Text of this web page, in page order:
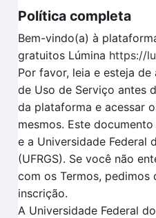
Política completa
Bem-vindo(a) à
gratuitos Lúmina https://
Por favor, leia e esteja
de Uso de Serviço antes
da plataforma e acessar
mesmos. Este
e a Universidade Federal
(UFRGS). Se você não
com os Termos, pedimos
inscrição.
A Universidade Federal